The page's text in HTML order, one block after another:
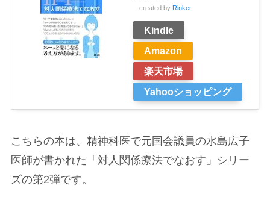
created by Rinker
Kindle
Amazon
楽天市場
Yahooショッピング
こちらの本は、精神科医で元国会議員の水島広子
医師が書かれた「対人関係療法でなおす」シリー
ズの第2弾です。